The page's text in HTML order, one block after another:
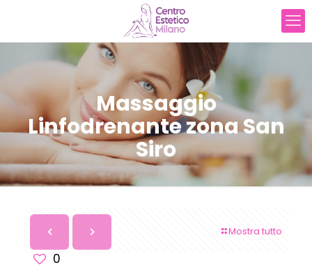
Massaggio
Linfodrenante zona San
Siro
Mostra tutto
0